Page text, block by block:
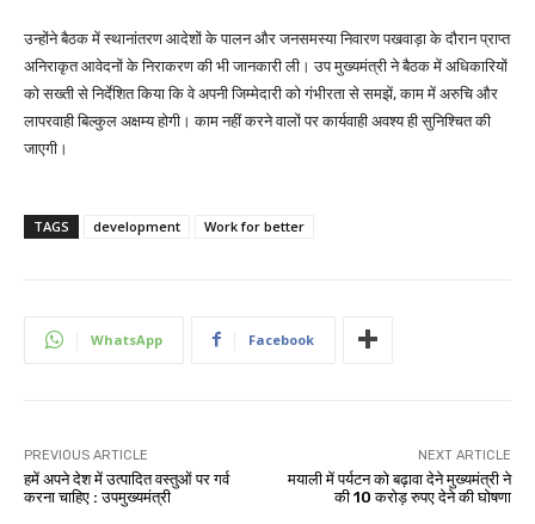
उन्होंने बैठक में स्थानांतरण आदेशों के पालन और जनसमस्या निवारण पखवाड़ा के दौरान प्राप्त
अनिराकृत आवेदनों के निराकरण की भी जानकारी ली। उप मुख्यमंत्री ने बैठक में अधिकारियों
को सख्ती से निर्देशित किया कि वे अपनी जिम्मेदारी को गंभीरता से समझें, काम में अरुचि और
लापरवाही बिल्कुल अक्षम्य होगी। काम नहीं करने वालों पर कार्यवाही अवश्य ही सुनिश्चित की
जाएगी।
TAGS development Work for better
WhatsApp Facebook
PREVIOUS ARTICLE
हमें अपने देश में उत्पादित वस्तुओं पर गर्व
करना चाहिए : उपमुख्यमंत्री
NEXT ARTICLE
मयाली में पर्यटन को बढ़ावा देने मुख्यमंत्री ने
की 10 करोड़ रुपए देने की घोषणा